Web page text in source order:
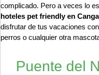
complicado. Pero a veces lo
hoteles pet friendly en
disfrutar de tus vacaciones
perros o cualquier otra
Puente del